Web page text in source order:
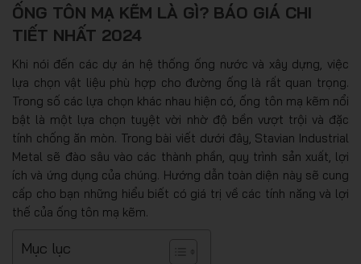
ỐNG TÔN MẠ KẼM LÀ GÌ? BÁO GIÁ CHI
TIẾT NHẤT 2024
Khi nói đến các dự án hệ thống ống nước và xây dựng, việc
lựa chọn vật liệu phù hợp cho đường ống là rất quan trọng.
Trong số các lựa chọn khác nhau hiện có, ống tôn mạ kẽm nổi
bật là một lựa chọn tuyệt vời nhờ độ bền vượt trội và đặc
tính chống ăn mòn. Trong bài viết dưới đây, Stavian Industrial
Metal sẽ đào sâu vào các thành phần, quy trình sản xuất, lợi
ích và ứng dụng của chúng. Hướng dẫn toàn diện này sẽ cung
cấp cho bạn những hiểu biết có giá trị về các tính năng và lợi
thế của ống tôn mạ kẽm.
Mục lục